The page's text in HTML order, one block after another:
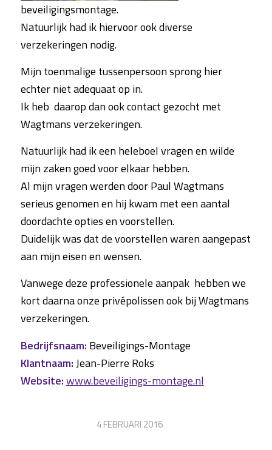
beveiligingsmontage.
Natuurlijk had ik hiervoor ook diverse
verzekeringen nodig.
Mijn toenmalige tussenpersoon sprong hier
echter niet adequaat op in.
Ik heb daarop dan ook contact gezocht met
Wagtmans verzekeringen.
Natuurlijk had ik een heleboel vragen en wilde
mijn zaken goed voor elkaar hebben.
Al mijn vragen werden door Paul Wagtmans
serieus genomen en hij kwam met een aantal
doordachte opties en voorstellen.
Duidelijk was dat de voorstellen waren aangepast
aan mijn eisen en wensen.
Vanwege deze professionele aanpak hebben we
kort daarna onze privépolissen ook bij Wagtmans
verzekeringen.
Bedrijfsnaam: Beveiligings-Montage
Klantnaam:Jean-Pierre Roks
Website:www.beveiligings-montage.nl
4 FEBRUARI 2016
/